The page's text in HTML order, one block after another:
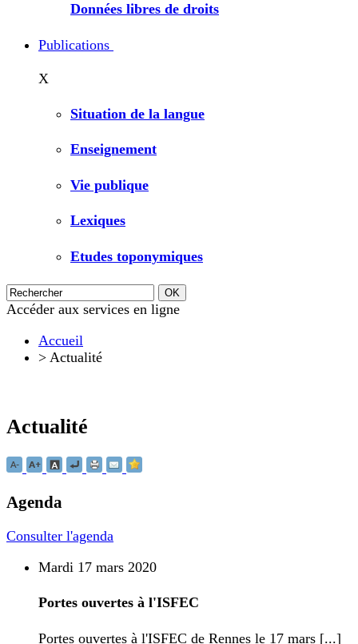
Données libres de droits
Publications
X
Situation de la langue
Enseignement
Vie publique
Lexiques
Etudes toponymiques
Accéder aux services en ligne
Accueil
> Actualité
Actualité
Agenda
Consulter l'agenda
Mardi 17 mars 2020
Portes ouvertes à l'ISFEC
Portes ouvertes à l'ISFEC de Rennes le 17 mars [...]